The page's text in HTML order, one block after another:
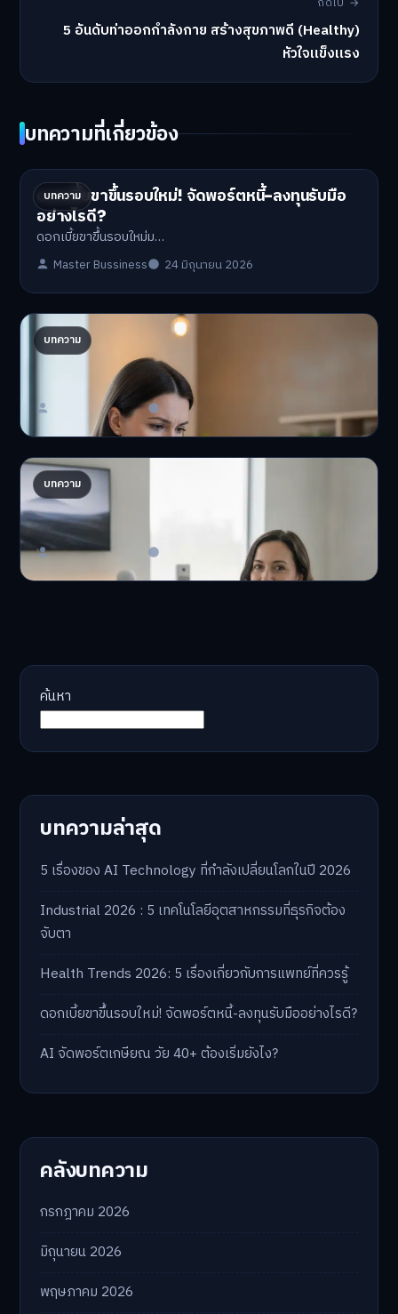
5 อันดับท่าออกกำลังกาย สร้างสุขภาพดี (Healthy)
หัวใจแข็งแรง
บทความที่เกี่ยวข้อง
บทความ
ดอกเบี้ยขาขึ้นรอบใหม่! จัดพอร์ตหนี้-ลงทุนรับมือ
อย่างไรดี?
ดอกเบี้ยขาขึ้นรอบใหม่ม…
Master Bussiness 24 มิถุนายน 2026
บทความ
ปรับพอร์ตรับ ‘เงินดิจิทัล 2.0’ จัดสรรงบอย่างไรไม่
ให้พัง
'เงินดิจิทัล 2.0' มาแล…
Master Bussiness 23 มิถุนายน 2026
บทความ
AI จัดพอร์ตให้ปัง! เทรนด์ลงทุนยุคใหม่ ไม่ต้องเฝ้า
จอ
AI จัดพอร์ตให้ปัง! หมด…
Master Bussiness 23 มิถุนายน 2026
ค้นหา
บทความล่าสุด
5 เรื่องของ AI Technology ที่กำลังเปลี่ยนโลกในปี 2026
Industrial 2026 : 5 เทคโนโลยีอุตสาหกรรมที่ธุรกิจต้อง
จับตา
Health Trends 2026: 5 เรื่องเกี่ยวกับการแพทย์ที่ควรรู้
ดอกเบี้ยขาขึ้นรอบใหม่! จัดพอร์ตหนี้-ลงทุนรับมืออย่างไรดี?
AI จัดพอร์ตเกษียณ วัย 40+ ต้องเริ่มยังไง?
คลังบทความ
กรกฎาคม 2026
มิถุนายน 2026
พฤษภาคม 2026